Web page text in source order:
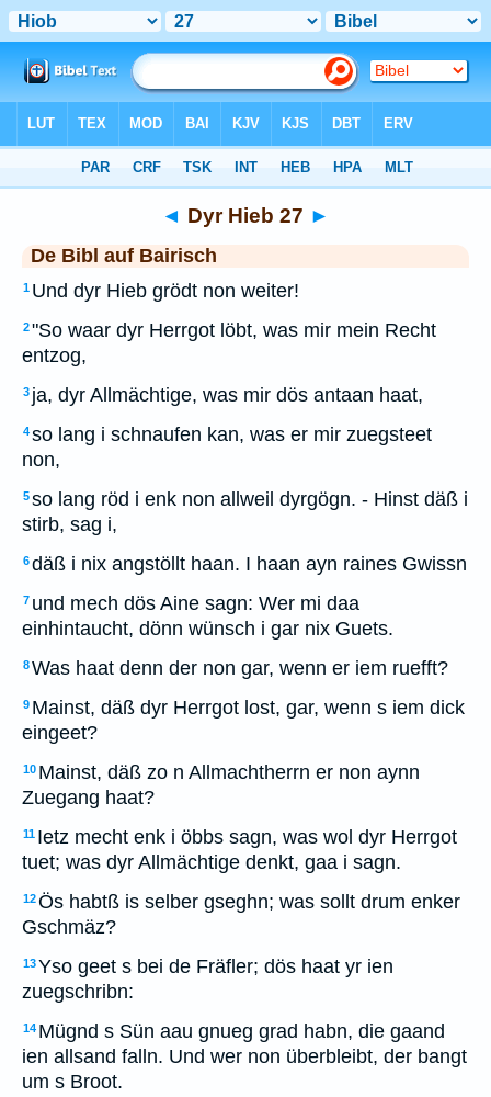
◄ Dyr Hieb 27 ►
De Bibl auf Bairisch
1 Und dyr Hieb grödt non weiter!
2"So waar dyr Herrgot löbt, was mir mein Recht
entzog,
3 ja, dyr Allmächtige, was mir dös antaan haat,
4so lang i schnaufen kan, was er mir zuegsteet
non,
5so lang röd i enk non allweil dyrgögn. - Hinst däß i
stirb, sag i,
6däß i nix angstöllt haan. I haan ayn raines Gwissn
7 und mech dös Aine sagn: Wer mi daa
einhintaucht, dönn wünsch i gar nix Guets.
8Was haat denn der non gar, wenn er iem ruefft?
9 Mainst, däß dyr Herrgot lost, gar, wenn s iem dick
eingeet?
10 Mainst, däß zo n Allmachtherrn er non aynn
Zuegang haat?
11 Ietz mecht enk i öbbs sagn, was wol dyr Herrgot
tuet; was dyr Allmächtige denkt, gaa i sagn.
12Ös habtß is selber gseghn; was sollt drum enker
Gschmäz?
13Yso geet s bei de Fräfler; dös haat yr ien
zuegschribn:
14 Mügnd s Sün aau gnueg grad habn, die gaand
ien allsand falln. Und wer non überbleibt, der bangt
um s Broot.